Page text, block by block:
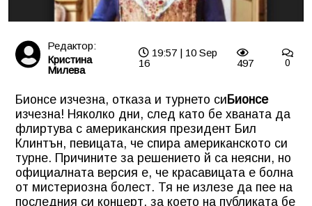
Редактор:
Кристина
Милева
19:57 | 10 Sep
16
497 0
Бионсе изчезна, отказа и турнето сиБионсе
изчезна! Няколко дни, след като бе хваната да
флиртува с американския президент Бил
Клинтън, певицата, че спира американското си
турне. Причините за решението й са неясни, но
официалната версия е, че красавицата е болна
от мистериозна болест. Тя не излезе да пее на
последния си концерт, за което на публиката бе